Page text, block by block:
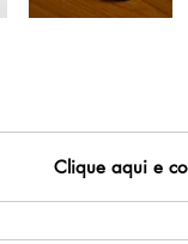
Clique aqui e